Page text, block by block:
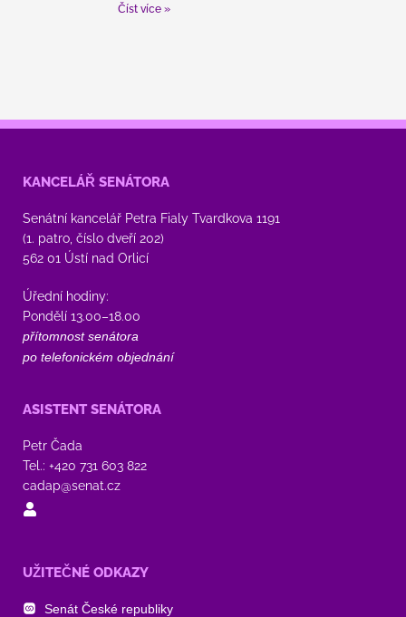
Číst více »
KANCELÁŘ SENÁTORA
Senátní kancelář Petra Fialy Tvardkova 1191
(1. patro, číslo dveří 202)
562 01 Ústí nad Orlicí
Úřední hodiny:
Pondělí 13.00–18.00
přítomnost senátora
po telefonickém objednání
ASISTENT SENÁTORA
Petr Čada
Tel.: +420 731 603 822
cadap@senat.cz
UŽITEČNÉ ODKAZY
Senát České republiky